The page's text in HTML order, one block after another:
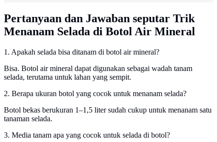
Pertanyaan dan Jawaban seputar Trik
Menanam Selada di Botol Air Mineral
1. Apakah selada bisa ditanam di botol air mineral?
Bisa. Botol air mineral dapat digunakan sebagai wadah tanam
selada, terutama untuk lahan yang sempit.
2. Berapa ukuran botol yang cocok untuk menanam selada?
Botol bekas berukuran 1–1,5 liter sudah cukup untuk menanam satu
tanaman selada.
3. Media tanam apa yang cocok untuk selada di botol?